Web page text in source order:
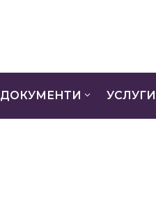
ДОКУМЕНТИ УСЛУГИ